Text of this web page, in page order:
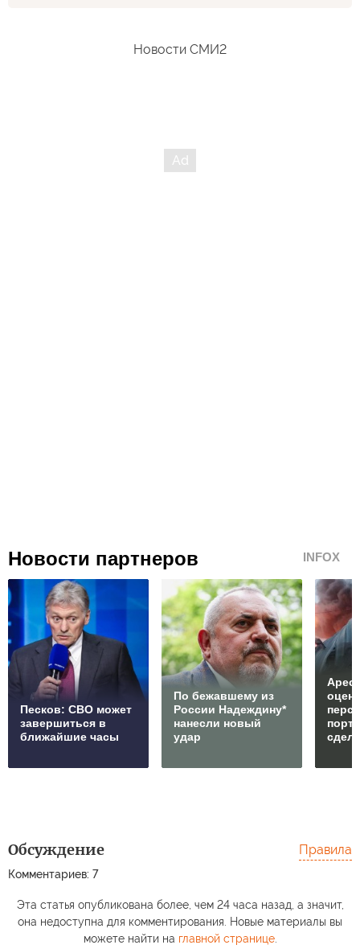
Новости СМИ2
Новости партнеров INFOX
Песков: СВО может
завершиться в
ближайшие часы
По бежавшему из
России Надеждину*
нанесли новый
удар
Обсуждение
Комментариев: 7
Правила
Эта статья опубликована более, чем 24 часа назад, а значит,
она недоступна для комментирования. Новые материалы вы
можете найти на главной странице.